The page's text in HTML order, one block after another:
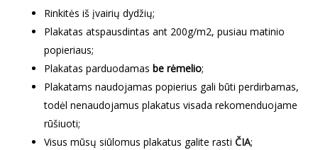
Rinkitės iš įvairių dydžių;
Plakatas atspausdintas ant 200g/m2, pusiau matinio
popieriaus;
Plakatas parduodamas be rėmelio;
Plakatams naudojamas popierius gali būti perdirbamas,
todėl nenaudojamus plakatus visada rekomenduojame
rūšiuoti;
Visus mūsų siūlomus plakatus galite rasti ČIA;